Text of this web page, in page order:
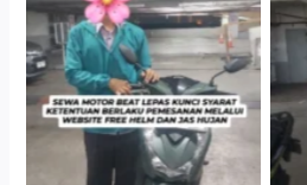
Cityplaza Jatinegara
Gedung Parkir P6A